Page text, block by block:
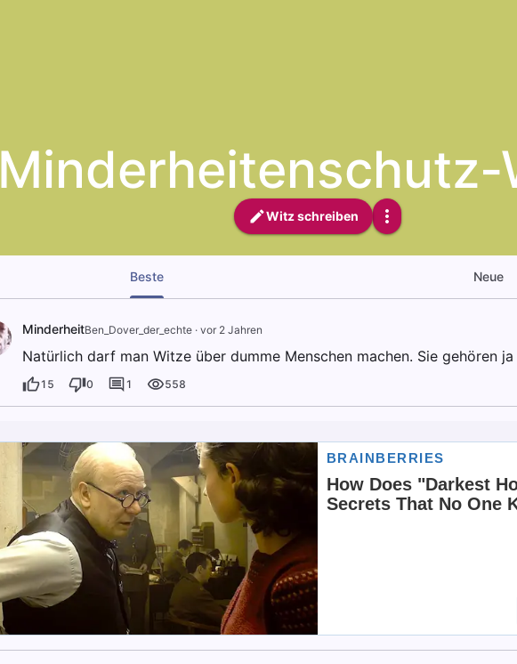
Minderheitenschutz-
Witz schreiben
Beste Neue
MinderheitBen_Dover_der_echte· vor 2 Jahren
Natürlich darf man Witze über dumme Menschen machen. Sie gehören
15 0 1 558